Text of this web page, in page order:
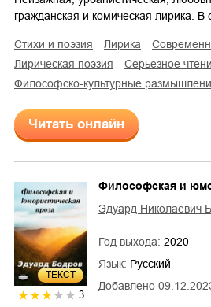
гражданская и комическая лирика.
стихи и поэзия лирика
лирическая поэзия
серьезное
философско-культурные
Читать онлайн
ТЕКСТ
3
Добавлено
Философская и
Эдуард Николаевич
Год выхода: 2020
Язык: Русский